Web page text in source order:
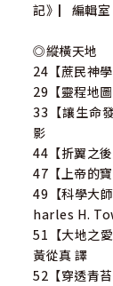
記》▏編輯室
◎縱橫天地
24【蔗民神
29【靈程地
33【讓生命
影
44【折翼之
47【上帝的
49【科學大
harles H.
51【大地之
黃從真 譯
52【穿透青